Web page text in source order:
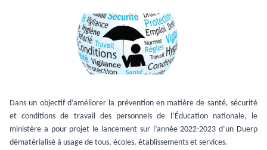
Dans un objectif d’améliorer la prévention en matière de santé, sécurité
et conditions de travail des personnels de l’Éducation nationale, le
ministère a pour projet le lancement sur l’année 2022-2023 d’un Duerp
dématérialisé à usage de tous, écoles, établissements et services.